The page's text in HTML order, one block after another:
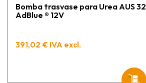
Bomba trasvase para Urea AUS 32
AdBlue ® 12V
391,02 € IVA excl.